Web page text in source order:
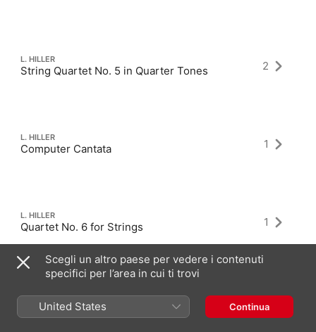
L. HILLER
String Quartet No. 5 in Quarter Tones 2
L. HILLER
Computer Cantata 1
L. HILLER
Quartet No. 6 for Strings 1
Scegli un altro paese per vedere i contenuti
specifici per l’area in cui ti trovi
United States Continua